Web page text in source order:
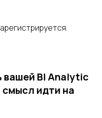
вашей BI Analytic
смысл идти на